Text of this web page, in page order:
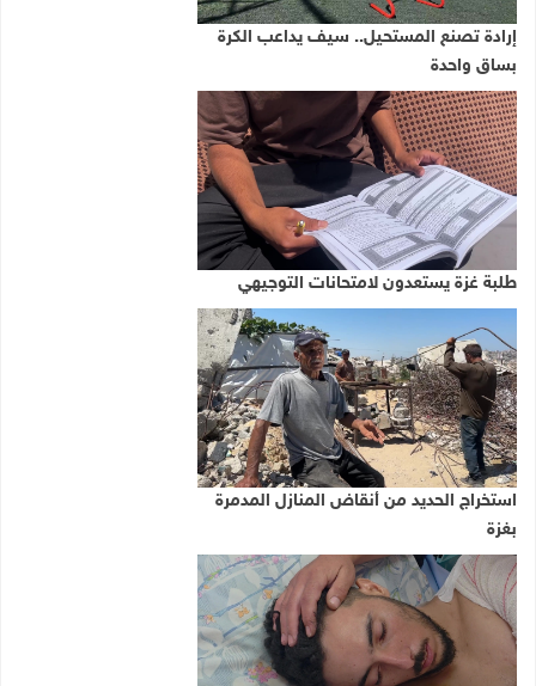
إرادة تصنع المستحيل.. سيف يداعب الكرة
بساق واحدة
طلبة غزة يستعدون لامتحانات التوجيهي
استخراج الحديد من أنقاض المنازل المدمرة
بغزة